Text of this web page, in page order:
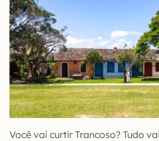
Você vai curtir Trancoso? Tudo